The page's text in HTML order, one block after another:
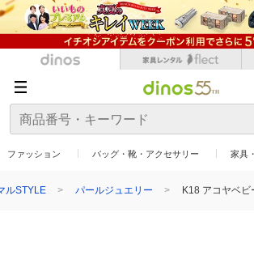
ファッション バッグ・靴・アクセサリー 家具
ルSTYLE パールジュエリー K18 アコヤベ